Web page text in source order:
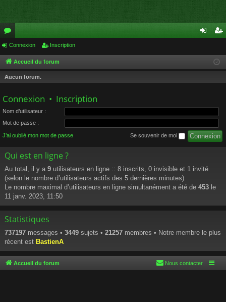
or
u
m
cri
Connexion Inscription
Accueil du forum
Aucun forum.
Connexion • Inscription
Nom d’utilisateur :
Mot de passe :
J’ai oublié mon mot de passe Se souvenir de moi
Qui est en ligne ?
Au total, il y a 9 utilisateurs en ligne :: 8 inscrits, 0 invisible et 1 invité
(selon le nombre d’utilisateurs actifs des 5 dernières minutes)
Le nombre maximal d’utilisateurs en ligne simultanément a été de 453 le
11 janv. 2023, 11:50
Statistiques
737197 messages • 3449 sujets • 21257 membres • Notre membre le plus
récent est BastienA
Accueil du forum Nous contacter